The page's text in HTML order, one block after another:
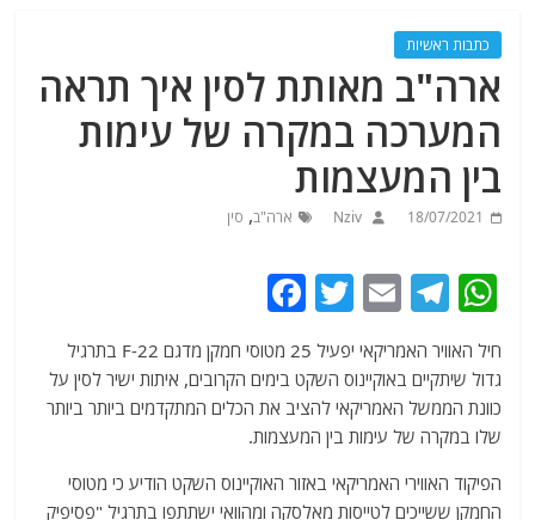
כתבות ראשיות
ארה"ב מאותת לסין איך תראה
המערכה במקרה של עימות
בין המעצמות
18/07/2021
Nziv ארה"ב, סין
W
at
s
A
p
T
e
g
ra
m
E
ai
l
T
itt
er
c
e
b
o
חיל האוויר האמריקאי יפעיל 25 מטוסי חמקן מדגם F-22 בתרגיל
גדול שיתקיים באוקיינוס השקט בימים הקרובים, איתות ישיר לסין על
כוונת הממשל האמריקאי להציב את הכלים המתקדמים ביותר ביותר
שלו במקרה של עימות בין המעצמות.
הפיקוד האווירי האמריקאי באזור האוקיינוס השקט הודיע כי מטוסי
החמקן ששייכים לטייסות מאלסקה ומהוואי ישתתפו בתרגיל "פסיפיק